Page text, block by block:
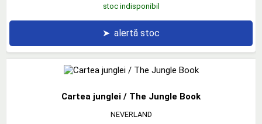
stoc indisponibil
➤ alertă stoc
Cartea junglei / The Jungle Book
NEVERLAND